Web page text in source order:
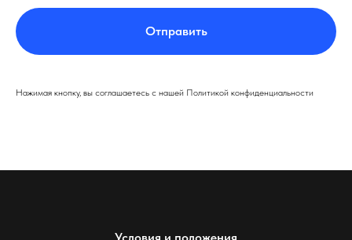
Отправить
Нажимая кнопку, вы соглашаетесь с нашей Политикой конфиденциальности
Условия и положения